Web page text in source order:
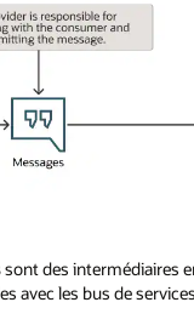
sont des intermédiaires
avec les bus de